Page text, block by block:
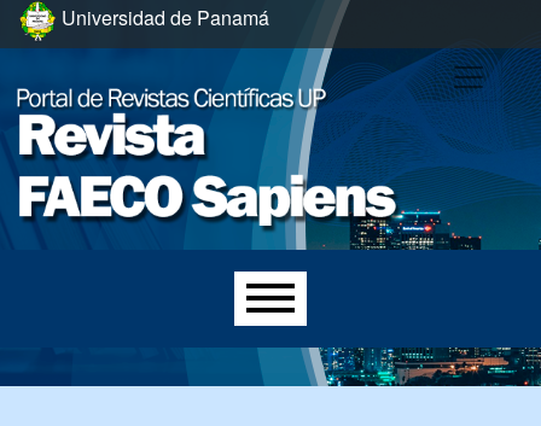
Ir al menú de navegación principal
Ir al contenido principal
Ir al pie de página del sitio
Universidad de Panamá
Menú principal